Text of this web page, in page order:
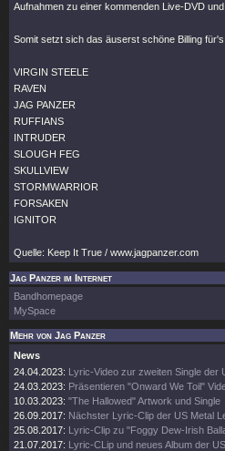
Aufnahmen zu einer kommenden Live-DVD
Somit setzt sich das äuserst schöne Billing
VIRGIN STEELE
RAVEN
JAG PANZER
RUFFIANS
INTRUDER
SLOUGH FEG
SKULLVIEW
STORMWARRIOR
FORSAKEN
IGNITOR
Quelle: Keep It True / www.jagpanzer.com
Jag Panzer im Internet
Bandhomepage
MySpace
Mehr von Jag Panzer
News
24.04.2023: Lyric-Video zur zweiten Single der
24.03.2023: Präsentieren "Onward We Toil"
10.03.2023: "The Hallowed" Artwork und Single
26.09.2017: Nächster Lyric-Clip der US Metal
25.08.2017: Lyric-Clip zu "Foggy Dew-Irish
21.07.2017: Lyric-CLip und neues Album der